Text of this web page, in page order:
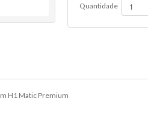
Quantidade
H1 Matic Premium